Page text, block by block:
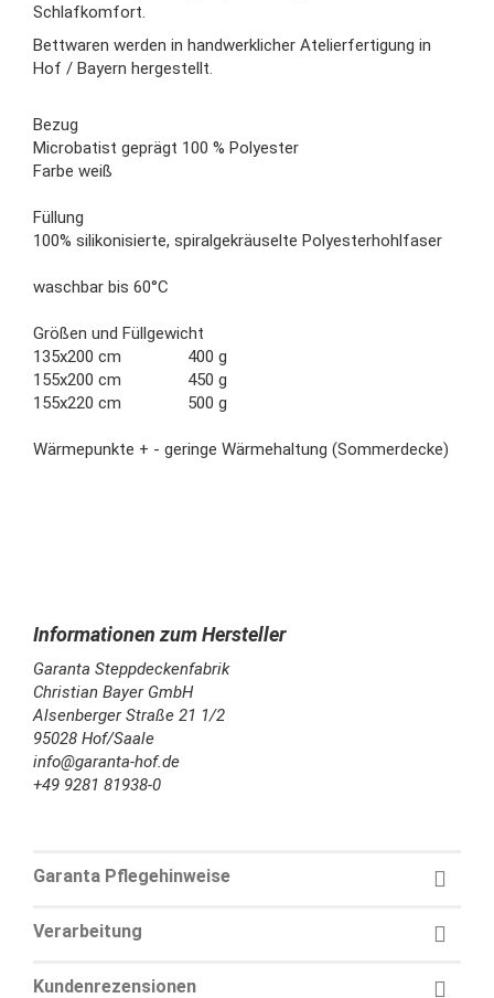
Schlafkomfort.
Bettwaren werden in handwerklicher Atelierfertigung in
Hof / Bayern hergestellt.
Bezug
Microbatist geprägt 100 % Polyester
Farbe weiß
Füllung
100% silikonisierte, spiralgekräuselte Polyesterhohlfaser
waschbar bis 60°C
Größen und Füllgewicht
135x200 cm 400 g
155x200 cm 450 g
155x220 cm 500 g
Wärmepunkte + - geringe Wärmehaltung (Sommerdecke)
Garanta Steppdeckenfabrik
Christian Bayer GmbH
Alsenberger Straße 21 1/2
95028 Hof/Saale
info@garanta-hof.de
+49 9281 81938-0
Garanta Pflegehinweise
Verarbeitung
Kundenrezensionen